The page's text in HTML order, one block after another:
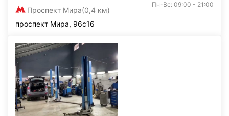
Проспект Мира(0,4 км)
Пн-Вс: 09:00 - 21:00
проспект Мира, 96с16